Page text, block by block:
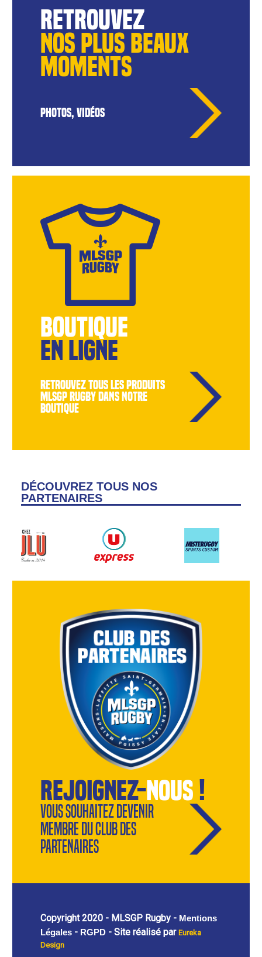
reTROUVEZ
NOS pLUS BEAUX
MOMENTS
PHOTOS, VIDÉOS
BOUTIQUE
EN LIGNE
retrouvez tous les produits
MLSGP Rugby dans notre
boutique
DÉCOUVREZ TOUS NOS
PARTENAIRES
rejoignez-nous !
Vous souhaitez devenir
membre du Club des
Partenaires
Copyright 2020 - MLSGP Rugby - Mentions
Légales - RGPD - Site réalisé par Eureka
Design